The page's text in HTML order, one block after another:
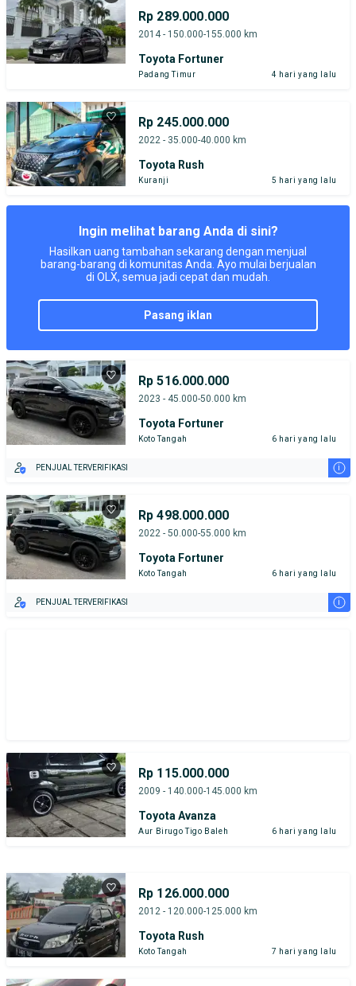
Rp 289.000.000
2014 - 150.000-155.000 km
Toyota Fortuner
Padang Timur 4 hari yang lalu
Rp 245.000.000
2022 - 35.000-40.000 km
Toyota Rush
Kuranji 5 hari yang lalu
Ingin melihat barang Anda di sini?
Hasilkan uang tambahan sekarang dengan menjual
barang-barang di komunitas Anda. Ayo mulai berjualan
di OLX, semua jadi cepat dan mudah.
pasang iklan
Rp 516.000.000
2023 - 45.000-50.000 km
Toyota Fortuner
Koto Tangah 6 hari yang lalu
PENJUAL TERVERIFIKASI i
Rp 498.000.000
2022 - 50.000-55.000 km
Toyota Fortuner
Koto Tangah 6 hari yang lalu
PENJUAL TERVERIFIKASI i
Rp 115.000.000
2009 - 140.000-145.000 km
Toyota Avanza
Aur Birugo Tigo Baleh 6 hari yang lalu
Rp 126.000.000
2012 - 120.000-125.000 km
Toyota Rush
Koto Tangah 7 hari yang lalu